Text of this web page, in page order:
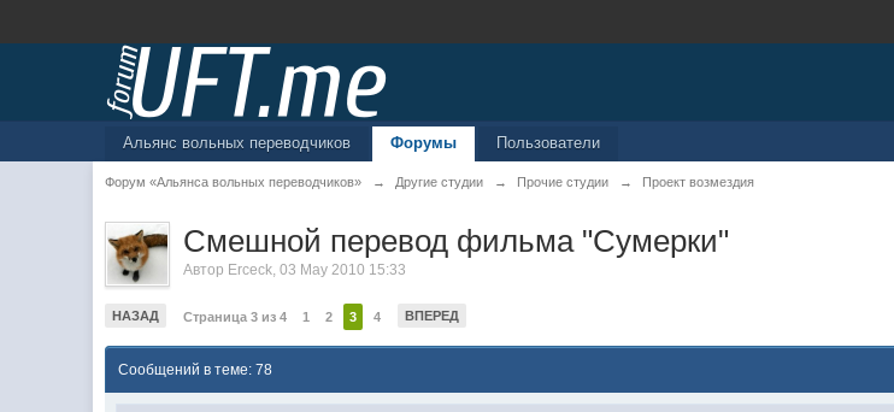
Альянс вольных переводчиков Форумы Пользователи
Форум «Альянса вольных переводчиков» → Другие студии → Прочие студии → Проект возмездия
Смешной перевод фильма "Сумерки"
Автор Erceck,03 May 2010 15:33
НАЗАД Страница 3 из 4 1 2 3 4 ВПЕРЕД
Сообщений в теме: 78